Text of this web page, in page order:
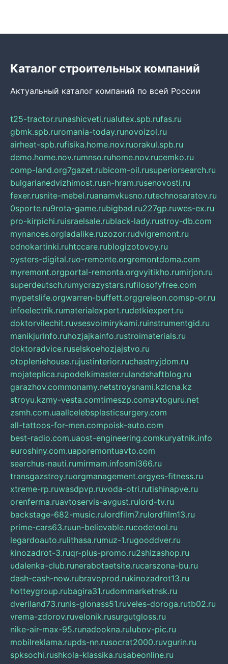
Каталог строительных компаний
Актуальный каталог компаний по всей России
t25-tractor.runashicveti.rualutex.spb.rufas.ru
gbmk.spb.ruromania-today.runovoizol.ru
airheat-spb.rufisika.home.nov.ruorakul.spb.ru
demo.home.nov.rumnso.ruhome.nov.rucemko.ru
comp-land.org7gazet.rubicom-oil.rusuperiorsearch.ru
bulgarianedvizhimost.rusn-hram.rusenovosti.ru
fexer.rusnite-mebel.ruanamvkusno.rutechnosaratov.ru
0sporte.ru9rota-game.rubigbad.ru227gp.ruwes-ex.ru
pro-kirpichi.ruisraelsale.rublack-lady.rustroy-db.com
mynances.orgladalike.ruzozor.rudvigremont.ru
odnokartinki.ruhtccare.rublogizotovoy.ru
oysters-digital.ruo-remonte.orgremontdoma.com
myremont.orgportal-remonta.orgvyitikho.rumirjon.ru
superdeutsch.rumycrazystars.rufilosofyfree.com
mypetslife.orgwarren-buffett.orggreleon.comsp-or.ru
infoelectrik.rumaterialexpert.rudetkiexpert.ru
doktorvilechit.ruvsesvoimirykami.ruinstrumentgid.ru
manikjurinfo.ruhozjajkainfo.rustroimaterials.ru
doktoradvice.ruselskoehozjajstvo.ru
otopleniehouse.rujustinterior.ruchastnyjdom.ru
mojateplica.rupodelkimaster.rulandshaftblog.ru
garazhov.commonamy.netstroysnami.kzlcna.kz
stroyu.kzmy-vesta.comtimeszp.comavtoguru.net
zsmh.com.uaallcelebsplasticsurgery.com
all-tattoos-for-men.compoisk-auto.com
best-radio.com.uaost-engineering.comkuryatnik.info
euroshiny.com.uaporemontuavto.com
searchus-nauti.rumirmam.infosmi366.ru
transgazstroy.ruorgmanagement.orgyes-fitness.ru
xtreme-rp.ruwasdpvp.ruvoda-otri.rutishinapve.ru
orenferma.ruavtoservis-avgust.rulord-tv.ru
backstage-682-music.rulordfilm7.rulordfilm13.ru
prime-cars63.ruun-believable.rucodetool.ru
legardoauto.rulithasa.rumuz-1.rugooddver.ru
kinozadrot-3.ruqr-plus-promo.ru2shizashop.ru
udalenka-club.runerabotaetsite.rucarszona-bu.ru
dash-cash-now.rubravoprod.rukinozadrot13.ru
hotteygroup.rubagira31.rudommarketnsk.ru
dveriland73.runis-glonass51.ruveles-doroga.rutb02.ru
vrema-zdorov.ruvelonik.rusurgutgloss.ru
nike-air-max-95.runadookna.rulubov-pic.ru
mobilreklama.rupds-nn.rusocrat2000.ruvgurin.ru
spksochi.rushkola-klassika.rusabeonline.ru